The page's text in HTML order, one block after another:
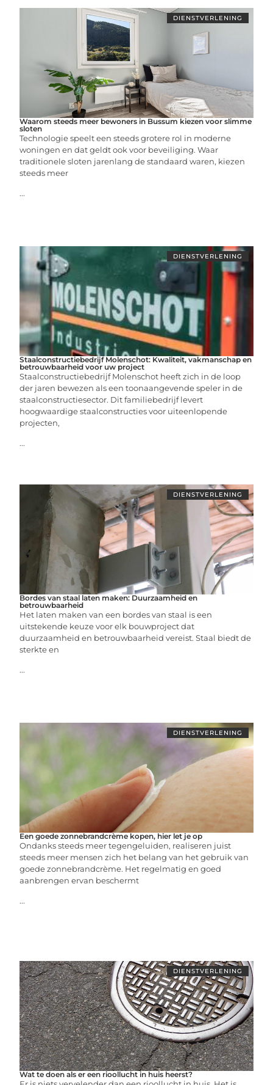
DIENSTVERLENING
Waarom steeds meer bewoners in Bussum kiezen voor slimme
sloten
Technologie speelt een steeds grotere rol in moderne
woningen en dat geldt ook voor beveiliging. Waar
traditionele sloten jarenlang de standaard waren, kiezen
steeds meer
...
DIENSTVERLENING
Staalconstructiebedrijf Molenschot: Kwaliteit, vakmanschap en
betrouwbaarheid voor uw project
Staalconstructiebedrijf Molenschot heeft zich in de loop
der jaren bewezen als een toonaangevende speler in de
staalconstructiesector. Dit familiebedrijf levert
hoogwaardige staalconstructies voor uiteenlopende
projecten,
...
DIENSTVERLENING
Bordes van staal laten maken: Duurzaamheid en
betrouwbaarheid
Het laten maken van een bordes van staal is een
uitstekende keuze voor elk bouwproject dat
duurzaamheid en betrouwbaarheid vereist. Staal biedt de
sterkte en
...
DIENSTVERLENING
Een goede zonnebrandcrème kopen, hier let je op
Ondanks steeds meer tegengeluiden, realiseren juist
steeds meer mensen zich het belang van het gebruik van
goede zonnebrandcrème. Het regelmatig en goed
aanbrengen ervan beschermt
...
DIENSTVERLENING
Wat te doen als er een rioollucht in huis heerst?